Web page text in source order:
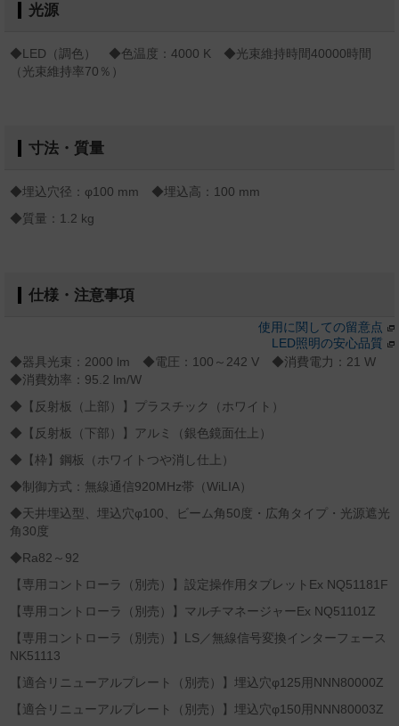
光源
◆LED（調色） ◆色温度：4000 K ◆光束維持時間40000時間
（光束維持率70％）
寸法・質量
◆埋込穴径：φ100 mm ◆埋込高：100 mm
◆質量：1.2 kg
仕様・注意事項
使用に関しての留意点
LED照明の安心品質
◆器具光束：2000 lm ◆電圧：100～242 V ◆消費電力：21 W
◆消費効率：95.2 lm/W
◆【反射板（上部）】プラスチック（ホワイト）
◆【反射板（下部）】アルミ（銀色鏡面仕上）
◆【枠】鋼板（ホワイトつや消し仕上）
◆制御方式：無線通信920MHz帯（WiLIA）
◆天井埋込型、埋込穴φ100、ビーム角50度・広角タイプ・光源遮光
角30度
◆Ra82～92
【専用コントローラ（別売）】設定操作用タブレットEx NQ51181F
【専用コントローラ（別売）】マルチマネージャーEx NQ51101Z
【専用コントローラ（別売）】LS／無線信号変換インターフェース
NK51113
【適合リニューアルプレート（別売）】埋込穴φ125用NNN80000Z
【適合リニューアルプレート（別売）】埋込穴φ150用NNN80003Z